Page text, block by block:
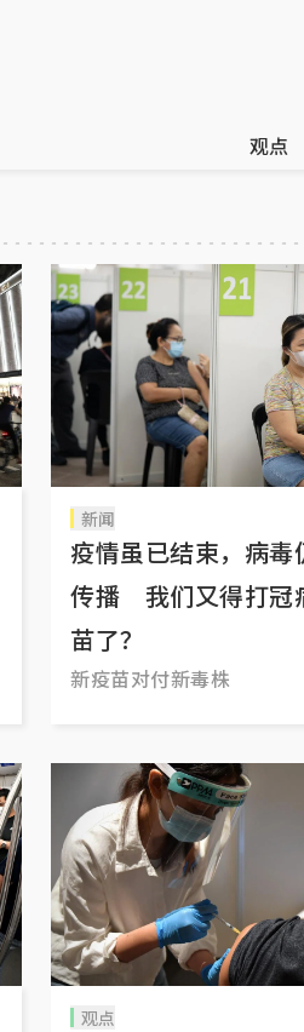
观点
新闻
疫情虽已结束，病毒
传播 我们又得打冠
苗了？
新疫苗对付新毒株
观点